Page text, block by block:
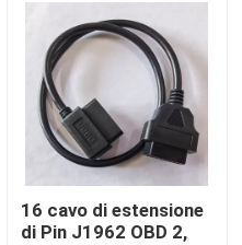
16 cavo di estensione
di Pin J1962 OBD 2,